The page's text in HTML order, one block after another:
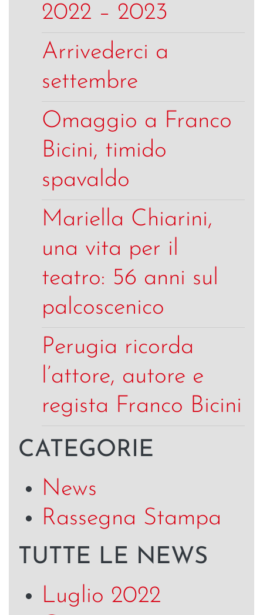
2022 – 2023
Arrivederci a
settembre
Omaggio a Franco
Bicini, timido
spavaldo
Mariella Chiarini,
una vita per il
teatro: 56 anni sul
palcoscenico
Perugia ricorda
l’attore, autore e
regista Franco Bicini
CATEGORIE
News
Rassegna Stampa
TUTTE LE NEWS
Luglio 2022